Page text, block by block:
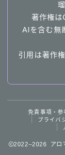
著作権は
AIを含む無
引用は著作
免責事項・参
プライバ
2022–2026 アロ